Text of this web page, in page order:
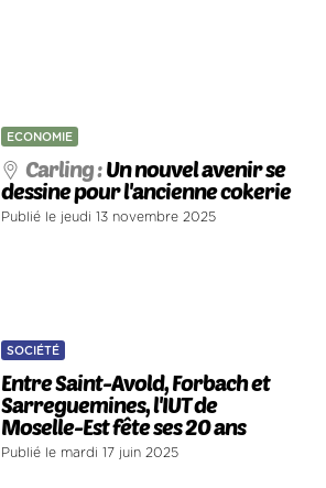
ECONOMIE
Carling :Un nouvel avenir se
dessine pour l'ancienne cokerie
Publié le jeudi 13 novembre 2025
SOCIÉTÉ
Entre Saint-Avold, Forbach et
Sarreguemines, l'IUT de
Moselle-Est fête ses 20 ans
Publié le mardi 17 juin 2025